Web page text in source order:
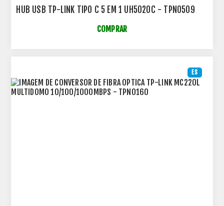
HUB USB TP-LINK TIPO C 5 EM 1 UH5020C - TPN0509
COMPRAR
ES